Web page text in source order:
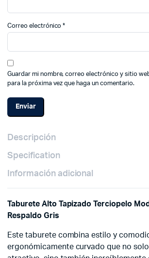
Correo electrónico*
Guardar mi nombre, correo electrónico y sitio
para la próxima vez que haga un comentario.
Descripción
Specification
Información adicional
Taburete Alto Tapizado Terciopelo
Respaldo Gris
Este taburete combina estilo y
ergonómicamente curvado que no